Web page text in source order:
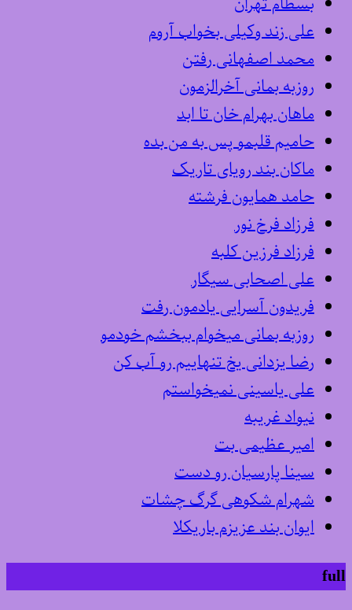
علی زند وکیلی بخواب آروم
محمد اصفهانی رفتن
روزبه بمانی آخرالزمون
ماهان بهرام خان تا ابد
حامیم قلبمو پس به من بده
ماکان بند رویای تاریک
حامد همایون فرشته
فرزاد فرخ نور
فرزاد فرزین کلبه
علی اصحابی سیگار
فریدون آسرایی یادمون رفت
روزبه بمانی میخوام ببخشم خودمو
رضا یزدانی یخ تنهاییم رو آب کن
علی یاسینی نمیخواستم
نیواد غریبه
امیر عظیمی بت
سینا پارسیان رو دست
شهرام شکوهی گرگ چشات
ایوان بند عزیزم باریکلا
full